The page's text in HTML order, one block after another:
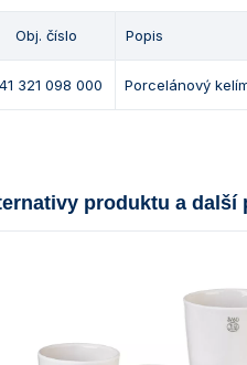
Obj. číslo Popis
321 098 000 Porcelánový
produktu a další